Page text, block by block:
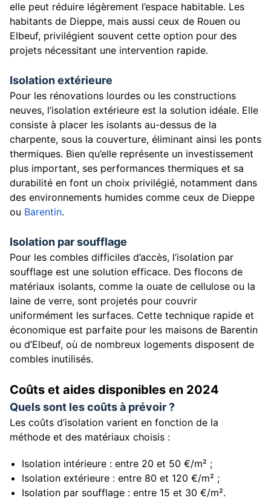
elle peut réduire légèrement l’espace habitable. Les
habitants de Dieppe, mais aussi ceux de Rouen ou
Elbeuf, privilégient souvent cette option pour des
projets nécessitant une intervention rapide.
Isolation extérieure
Pour les rénovations lourdes ou les constructions
neuves, l’isolation extérieure est la solution idéale. Elle
consiste à placer les isolants au-dessus de la
charpente, sous la couverture, éliminant ainsi les ponts
thermiques. Bien qu’elle représente un investissement
plus important, ses performances thermiques et sa
durabilité en font un choix privilégié, notamment dans
des environnements humides comme ceux de Dieppe
ou Barentin.
Isolation par soufflage
Pour les combles difficiles d’accès, l’isolation par
soufflage est une solution efficace. Des flocons de
matériaux isolants, comme la ouate de cellulose ou la
laine de verre, sont projetés pour couvrir
uniformément les surfaces. Cette technique rapide et
économique est parfaite pour les maisons de Barentin
ou d’Elbeuf, où de nombreux logements disposent de
combles inutilisés.
Coûts et aides disponibles en 2024
Quels sont les coûts à prévoir ?
Les coûts d’isolation varient en fonction de la
méthode et des matériaux choisis :
Isolation intérieure : entre 20 et 50 €/m² ;
Isolation extérieure : entre 80 et 120 €/m² ;
Isolation par soufflage : entre 15 et 30 €/m².